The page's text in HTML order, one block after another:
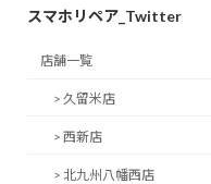
スマホリペア_Twitter
店舗一覧
> 久留米店
> 西新店
> 北九州八幡西店